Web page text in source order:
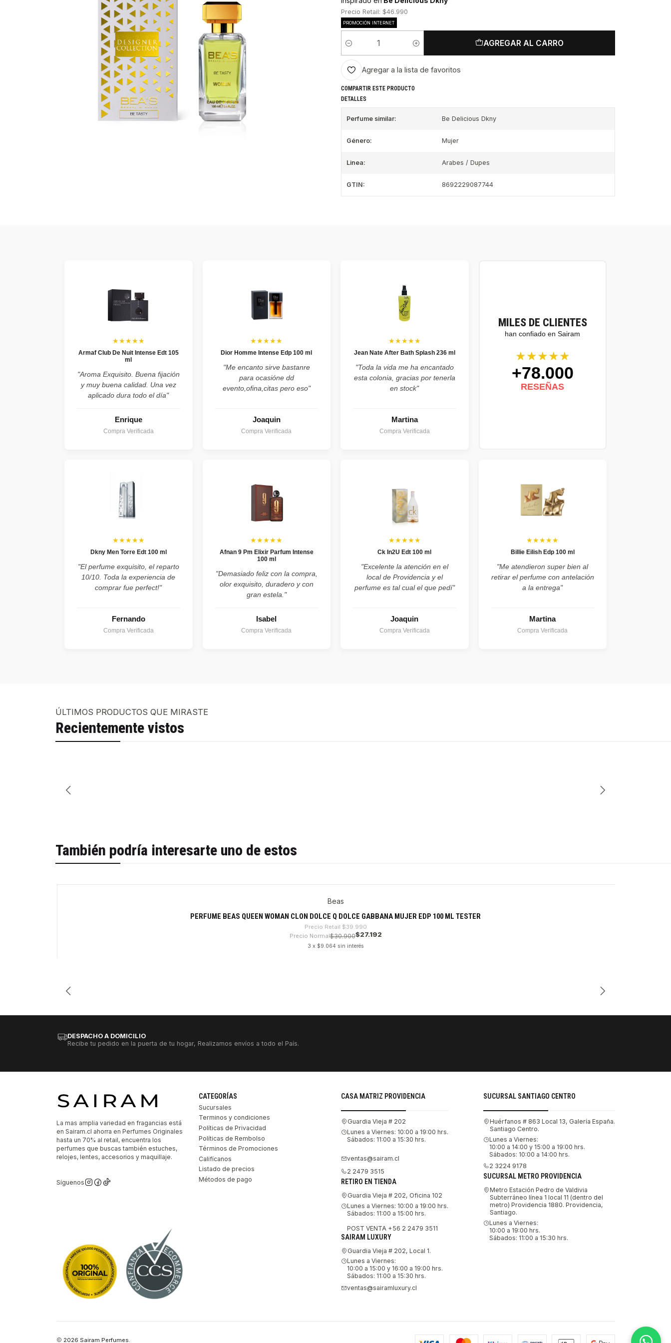
Precio Retail: $46.990
PROMOCIÓN INTERNET
Cantidad
AGREGAR AL CARRO
Agregar a la lista de favoritos
COMPARTIR ESTE PRODUCTO
DETALLES
Perfume similar: Be Delicious Dkny
Género: Mujer
Linea: Arabes / Dupes
GTIN: 8692229087744
MILES DE CLIENTES
han confiado en Sairam
★★★★★
+78.000
RESEÑAS
★★★★★
Armaf Club De Nuit Intense Edt 105
ml
"Aroma Exquisito. Buena fijación
y muy buena calidad. Una vez
aplicado dura todo el día"
Enrique
Compra Verificada
★★★★★
Dior Homme Intense Edp 100 ml
"Me encanto sirve bastanre
para ocasióne dd
evento,ofina,citas pero eso"
Joaquin
Compra Verificada
★★★★★
Jean Nate After Bath Splash 236 ml
"Toda la vida me ha encantado
esta colonia, gracias por tenerla
en stock"
Martina
Compra Verificada
★★★★★
Dkny Men Torre Edt 100 ml
"El perfume exquisito, el reparto
10/10. Toda la experiencia de
comprar fue perfect!"
Fernando
Compra Verificada
★★★★★
Afnan 9 Pm Elixir Parfum Intense
100 ml
"Demasiado feliz con la compra,
olor exquisito, duradero y con
gran estela."
Isabel
Compra Verificada
★★★★★
Ck In2U Edt 100 ml
"Excelente la atención en el
local de Providencia y el
perfume es tal cual el que pedí"
Joaquin
Compra Verificada
★★★★★
Billie Eilish Edp 100 ml
"Me atendieron super bien al
retirar el perfume con antelación
a la entrega"
Martina
Compra Verificada
ÚLTIMOS PRODUCTOS QUE MIRASTE
Recientemente vistos
También podría interesarte uno de estos
Beas
PERFUME BEAS QUEEN WOMAN CLON DOLCE Q DOLCE GABBANA MUJER EDP 100 ML TESTER
Precio Retail $39.990
Precio Normal$30.900$27.192
3 x $9.064 sin interés
DESPACHO A DOMICILIO
Recibe tu pedido en la puerta de tu hogar, Realizamos envíos a todo el País.
La mas amplia variedad en fragancias está
en Sairam.cl ahorra en Perfumes Originales
hasta un 70% al retail, encuentra los
perfumes que buscas también estuches,
relojes, lentes, accesorios y maquillaje.
Síguenos
CATEGORÍAS
Sucursales
Terminos y condiciones
Políticas de Privacidad
Políticas de Rembolso
Términos de Promociones
Califícanos
Listado de precios
Métodos de pago
CASA MATRIZ PROVIDENCIA
Guardia Vieja # 202
Lunes a Viernes: 10:00 a 19:00 hrs.
Sábados: 11:00 a 15:30 hrs.
ventas@sairam.cl
2 2479 3515
RETIRO EN TIENDA
Guardia Vieja # 202, Oficina 102
Lunes a Viernes: 10:00 a 19:00 hrs.
Sábados: 11:00 a 15:00 hrs.
POST VENTA +56 2 2479 3511
SAIRAM LUXURY
Guardia Vieja # 202, Local 1.
Lunes a Viernes:
10:00 a 15:00 y 16:00 a 19:00 hrs.
Sábados: 11:00 a 15:30 hrs.
ventas@sairamluxury.cl
SUCURSAL SANTIAGO CENTRO
Huérfanos # 863 Local 13, Galería España.
Santiago Centro.
Lunes a Viernes:
10:00 a 14:00 y 15:00 a 19:00 hrs.
Sábados: 10:00 a 14:00 hrs.
2 3224 9178
SUCURSAL METRO PROVIDENCIA
Metro Estación Pedro de Valdivia
Subterráneo línea 1 local 11 (dentro del
metro) Providencia 1880. Providencia,
Santiago.
Lunes a Viernes:
10:00 a 19:00 hrs.
Sábados: 11:00 a 15:30 hrs.
2026 Sairam Perfumes.